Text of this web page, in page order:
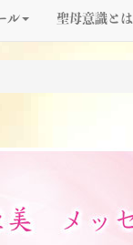
ル 聖母意識とは